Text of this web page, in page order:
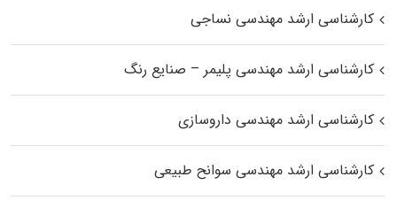
کارشناسی ارشد مهندسی نساجی
کارشناسی ارشد مهندسی پلیمر – صنایع رنگ
کارشناسی ارشد مهندسی داروسازی
کارشناسی ارشد مهندسی سوانح طبیعی